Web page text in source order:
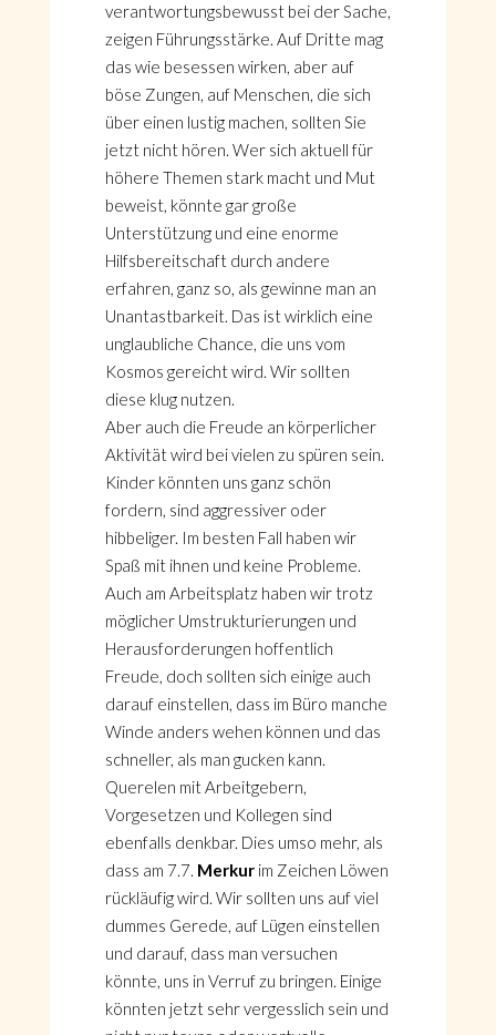
verantwortungsbewusst bei der Sache,
zeigen Führungsstärke. Auf Dritte mag
das wie besessen wirken, aber auf
böse Zungen, auf Menschen, die sich
über einen lustig machen, sollten Sie
jetzt nicht hören. Wer sich aktuell für
höhere Themen stark macht und Mut
beweist, könnte gar große
Unterstützung und eine enorme
Hilfsbereitschaft durch andere
erfahren, ganz so, als gewinne man an
Unantastbarkeit. Das ist wirklich eine
unglaubliche Chance, die uns vom
Kosmos gereicht wird. Wir sollten
diese klug nutzen.
Aber auch die Freude an körperlicher
Aktivität wird bei vielen zu spüren sein.
Kinder könnten uns ganz schön
fordern, sind aggressiver oder
hibbeliger. Im besten Fall haben wir
Spaß mit ihnen und keine Probleme.
Auch am Arbeitsplatz haben wir trotz
möglicher Umstrukturierungen und
Herausforderungen hoffentlich
Freude, doch sollten sich einige auch
darauf einstellen, dass im Büro manche
Winde anders wehen können und das
schneller, als man gucken kann.
Querelen mit Arbeitgebern,
Vorgesetzen und Kollegen sind
ebenfalls denkbar. Dies umso mehr, als
dass am 7.7. Merkurim Zeichen Löwen
rückläufig wird. Wir sollten uns auf viel
dummes Gerede, auf Lügen einstellen
und darauf, dass man versuchen
könnte, uns in Verruf zu bringen. Einige
könnten jetzt sehr vergesslich sein und